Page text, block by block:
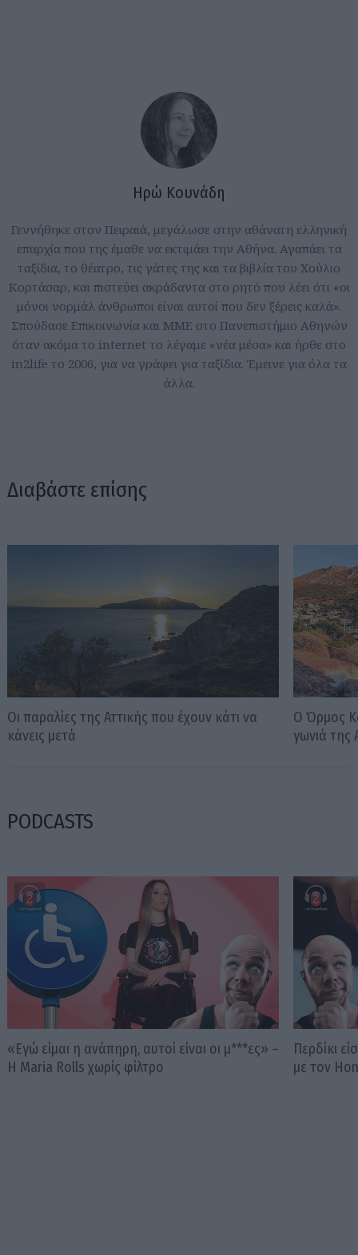
Ηρώ Κουνάδη
Γεννήθηκε στον Πειραιά, μεγάλωσε στην αθάνατη ελληνική
επαρχία που της έμαθε να εκτιμάει την Αθήνα. Αγαπάει τα
ταξίδια, το θέατρο, τις γάτες της και τα βιβλία του Χούλιο
Κορτάσαρ, και πιστεύει ακράδαντα στο ρητό που λέει ότι «οι
μόνοι νορμάλ άνθρωποι είναι αυτοί που δεν ξέρεις καλά».
Σπούδασε Επικοινωνία και ΜΜΕ στο Πανεπιστήμιο Αθηνών
όταν ακόμα το internet το λέγαμε «νέα μέσα» και ήρθε στο
in2life το 2006, για να γράφει για ταξίδια. Έμεινε για όλα τα
άλλα.
Διαβάστε επίσης
Οι παραλίες της Αττικής που έχουν κάτι να
κάνεις μετά
Ο Όρμος
γωνιά της
PODCASTS
«Εγώ είμαι η ανάπηρη, αυτοί είναι οι μ***ες» –
Η Maria Rolls χωρίς φίλτρο
Περδίκι
με τον